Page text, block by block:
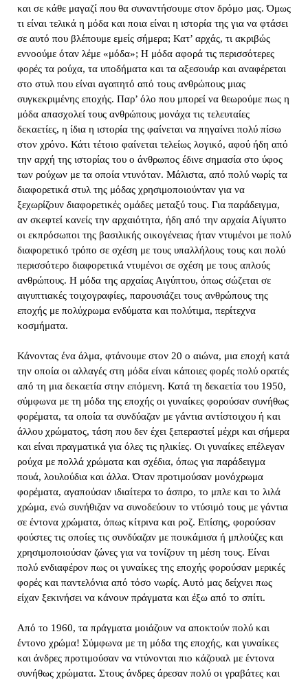
και σε κάθε μαγαζί που θα συναντήσουμε στον δρόμο μας. Όμως
τι είναι τελικά η μόδα και ποια είναι η ιστορία της για να φτάσει
σε αυτό που βλέπουμε εμείς σήμερα; Κατ’ αρχάς, τι ακριβώς
εννοούμε όταν λέμε «μόδα»; Η μόδα αφορά τις περισσότερες
φορές τα ρούχα, τα υποδήματα και τα αξεσουάρ και αναφέρεται
στο στυλ που είναι αγαπητό από τους ανθρώπους μιας
συγκεκριμένης εποχής. Παρ’ όλο που μπορεί να θεωρούμε πως η
μόδα απασχολεί τους ανθρώπους μονάχα τις τελευταίες
δεκαετίες, η ίδια η ιστορία της φαίνεται να πηγαίνει πολύ πίσω
στον χρόνο. Κάτι τέτοιο φαίνεται τελείως λογικό, αφού ήδη από
την αρχή της ιστορίας του ο άνθρωπος έδινε σημασία στο ύφος
των ρούχων με τα οποία ντυνόταν. Μάλιστα, από πολύ νωρίς τα
διαφορετικά στυλ της μόδας χρησιμοποιούνταν για να
ξεχωρίζουν διαφορετικές ομάδες μεταξύ τους. Για παράδειγμα,
αν σκεφτεί κανείς την αρχαιότητα, ήδη από την αρχαία Αίγυπτο
οι εκπρόσωποι της βασιλικής οικογένειας ήταν ντυμένοι με πολύ
διαφορετικό τρόπο σε σχέση με τους υπαλλήλους τους και πολύ
περισσότερο διαφορετικά ντυμένοι σε σχέση με τους απλούς
ανθρώπους. Η μόδα της αρχαίας Αιγύπτου, όπως σώζεται σε
αιγυπτιακές τοιχογραφίες, παρουσιάζει τους ανθρώπους της
εποχής με πολύχρωμα ενδύματα και πολύτιμα, περίτεχνα
κοσμήματα.
Κάνοντας ένα άλμα, φτάνουμε στον 20 ο αιώνα, μια εποχή κατά
την οποία οι αλλαγές στη μόδα είναι κάποιες φορές πολύ ορατές
από τη μια δεκαετία στην επόμενη. Κατά τη δεκαετία του 1950,
σύμφωνα με τη μόδα της εποχής οι γυναίκες φορούσαν συνήθως
φορέματα, τα οποία τα συνδύαζαν με γάντια αντίστοιχου ή και
άλλου χρώματος, τάση που δεν έχει ξεπεραστεί μέχρι και σήμερα
και είναι πραγματικά για όλες τις ηλικίες. Οι γυναίκες επέλεγαν
ρούχα με πολλά χρώματα και σχέδια, όπως για παράδειγμα
πουά, λουλούδια και άλλα. Όταν προτιμούσαν μονόχρωμα
φορέματα, αγαπούσαν ιδιαίτερα το άσπρο, το μπλε και το λιλά
χρώμα, ενώ συνήθιζαν να συνοδεύουν το ντύσιμό τους με γάντια
σε έντονα χρώματα, όπως κίτρινα και ροζ. Επίσης, φορούσαν
φούστες τις οποίες τις συνδύαζαν με πουκάμισα ή μπλούζες και
χρησιμοποιούσαν ζώνες για να τονίζουν τη μέση τους. Είναι
πολύ ενδιαφέρον πως οι γυναίκες της εποχής φορούσαν μερικές
φορές και παντελόνια από τόσο νωρίς. Αυτό μας δείχνει πως
είχαν ξεκινήσει να κάνουν πράγματα και έξω από το σπίτι.
Από το 1960, τα πράγματα μοιάζουν να αποκτούν πολύ και
έντονο χρώμα! Σύμφωνα με τη μόδα της εποχής, και γυναίκες
και άνδρες προτιμούσαν να ντύνονται πιο κάζουαλ με έντονα
συνήθως χρώματα. Στους άνδρες άρεσαν πολύ οι γραβάτες και